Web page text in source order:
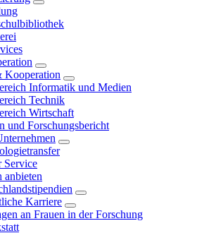
Kooperation
Informatik und Medien
Technik
Wirtschaft
und Forschungsbericht
Service
anbieten
Karriere
an Frauen in der Forschung